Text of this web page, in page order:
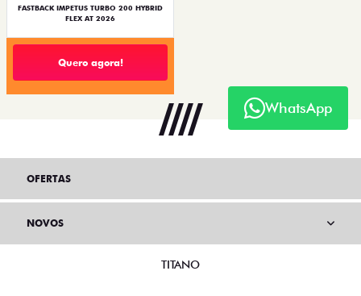
FASTBACK IMPETUS TURBO 200 HYBRID
FLEX AT 2026
Quero agora!
WhatsApp
OFERTAS
NOVOS
TITANO